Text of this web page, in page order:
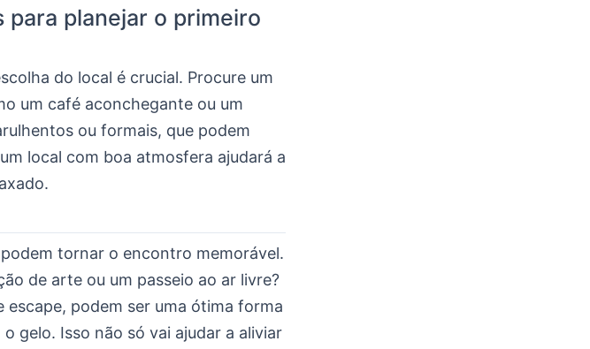
para planejar o primeiro
do local é crucial. Procure um
um café aconchegante ou um
ou formais, que podem
local com boa atmosfera ajudará a
tornar o encontro memorável.
de arte ou um passeio ao ar livre?
podem ser uma ótima forma
gelo. Isso não só vai ajudar a aliviar